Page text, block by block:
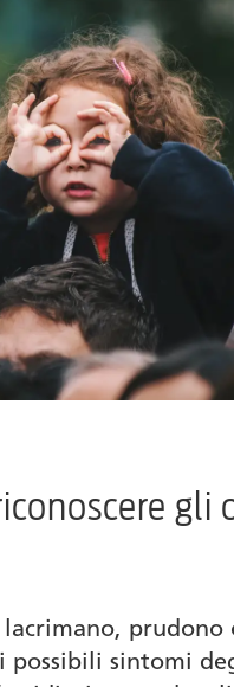
gli
prudono
possibili sintomi